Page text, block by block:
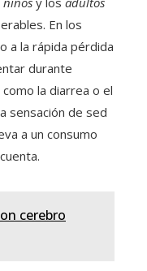
En los
a la rápida pérdida
durante
la diarrea o el
sensación de sed
a un consumo
cerebro